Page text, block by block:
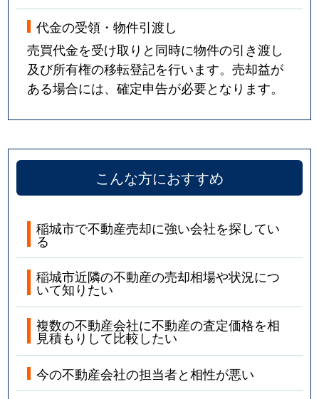
代金の受領・物件引渡し
売買代金を受け取りと同時に物件の引き渡し
及び所有権の移転登記を行います。売却益が
ある場合には、確定申告が必要となります。
こんな方におすすめ
稲城市で不動産売却に強い会社を探してい
る
稲城市近隣の不動産の売却相場や状況につ
いて知りたい
複数の不動産会社に不動産の査定価格を相
見積もりして比較したい
今の不動産会社の担当者と相性が悪い